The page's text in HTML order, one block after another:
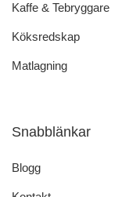
Kaffe & Tebryggare
Köksredskap
Matlagning
Snabblänkar
Blogg